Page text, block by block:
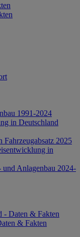
1991-2024
in Deutschland
Fahrzeugabsatz 2025
in
Anlagenbau 2024-
- Daten & Fakten
& Fakten